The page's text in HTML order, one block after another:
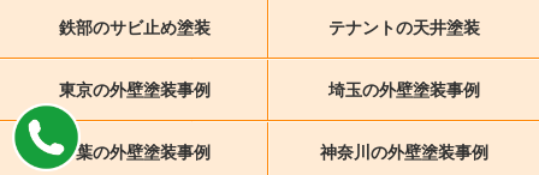
鉄部のサビ止め塗装 テナントの天井塗装
東京の外壁塗装事例 埼玉の外壁塗装事例
千葉の外壁塗装事例 神奈川の外壁塗装事例